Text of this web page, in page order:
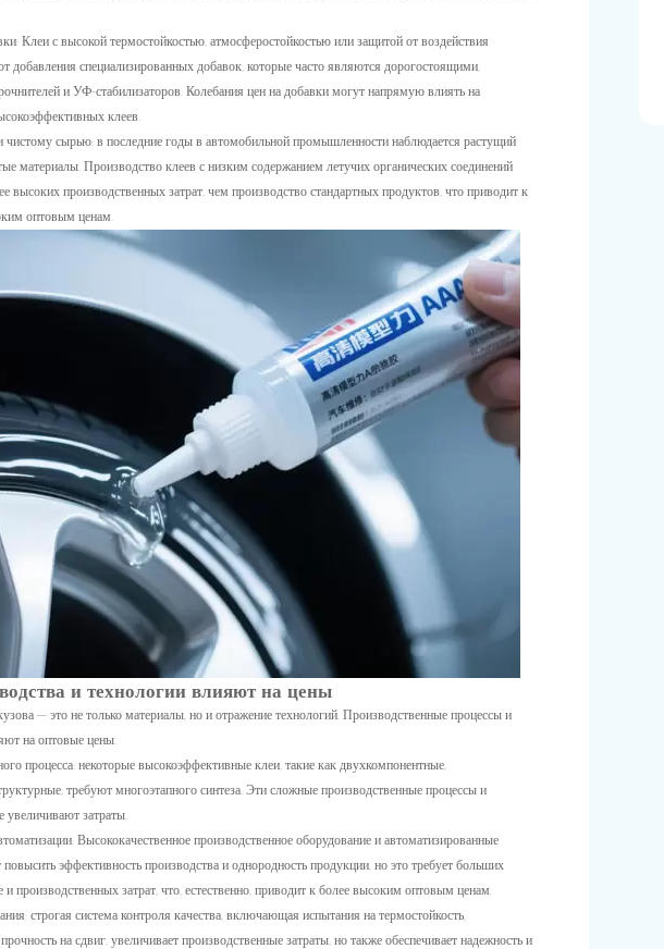
Клеи с высокой термостойкостью, атмосферостойкостью или защитой от воздействия
специализированных добавок, которые часто являются дорогостоящими,
и УФ-стабилизаторов. Колебания цен на добавки могут напрямую влиять на
клеев.
чистому сырью: в последние годы в автомобильной промышленности наблюдается растущий
материалы. Производство клеев с низким содержанием летучих органических соединений
высоких производственных затрат, чем производство стандартных продуктов, что приводит к
оптовым ценам.
и технологии влияют на цены
— это не только материалы, но и отражение технологий. Производственные процессы и
на оптовые цены.
процесса: некоторые высокоэффективные клеи, такие как двухкомпонентные,
требуют многоэтапного синтеза. Эти сложные производственные процессы и
увеличивают затраты.
Высококачественное производственное оборудование и автоматизированные
эффективность производства и однородность продукции, но это требует больших
и производственных затрат, что, естественно, приводит к более высоким оптовым ценам.
строгая система контроля качества, включающая испытания на термостойкость,
на сдвиг, увеличивает производственные затраты, но также обеспечивает надежность и